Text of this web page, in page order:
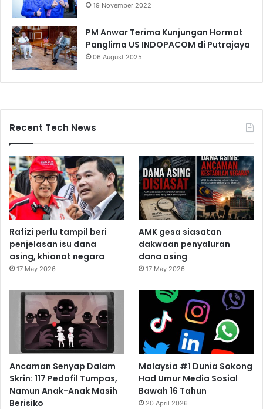
19 November 2022
PM Anwar Terima Kunjungan Hormat
Panglima US INDOPACOM di Putrajaya
06 August 2025
Recent Tech News
Rafizi perlu tampil beri
penjelasan isu dana
asing, khianat negara
17 May 2026
AMK gesa siasatan
dakwaan penyaluran
dana asing
17 May 2026
Ancaman Senyap Dalam
Skrin: 117 Pedofil Tumpas,
Namun Anak-Anak Masih
Berisiko
Malaysia #1 Dunia Sokong
Had Umur Media Sosial
Bawah 16 Tahun
20 April 2026